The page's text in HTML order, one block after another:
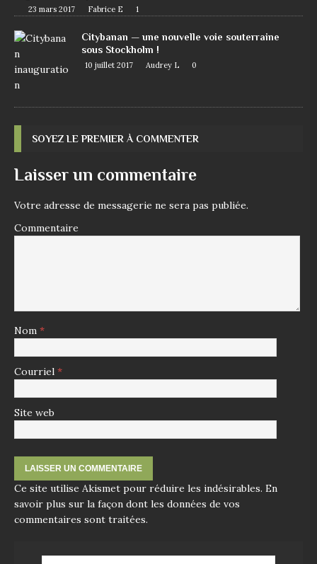
23 mars 2017 Fabrice E 1
Citybanan — une nouvelle voie souterraine
sous Stockholm !
10 juillet 2017 Audrey L 0
SOYEZ LE PREMIER À COMMENTER
Laisser un commentaire
Votre adresse de messagerie ne sera pas publiée.
Commentaire
Nom *
Courriel *
Site web
Ce site utilise Akismet pour réduire les indésirables. En
savoir plus sur la façon dont les données de vos
commentaires sont traitées.